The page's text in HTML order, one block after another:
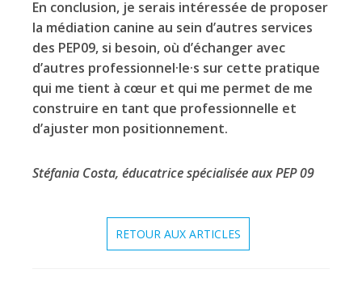
En conclusion, je serais intéressée de proposer
la médiation canine au sein d’autres services
des PEP09, si besoin, où d’échanger avec
d’autres professionnel·le·s sur cette pratique
qui me tient à cœur et qui me permet de me
construire en tant que professionnelle et
d’ajuster mon positionnement.
Stéfania Costa, éducatrice spécialisée aux PEP 09
RETOUR AUX ARTICLES